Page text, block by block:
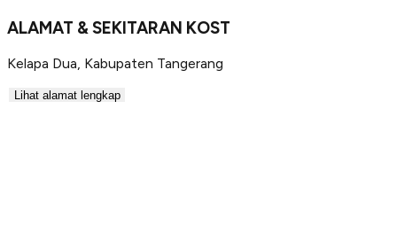
ALAMAT & SEKITARAN KOST
Kelapa Dua Kabupaten Tangerang
Lihat alamat lengkap